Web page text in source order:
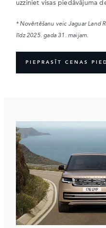
uzziniet visas piedāvājuma
* Novērtēšanu veic Jaguar Land
līdz 2025. gada 31. maijam.
PIEPRASĪT CENAS